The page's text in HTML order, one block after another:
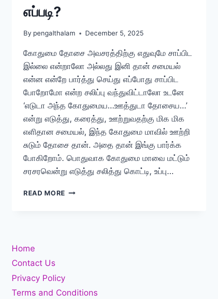
எப்படி?
By pengalthalam December 5, 2025
கோதுமை தோசை அவசரத்திற்கு எதுவுமே சாப்பிட
இல்லை என்றாலோ அல்லது இனி தான் சமையல்
என்ன என்றே பார்த்து செய்து எப்போது சாப்பிட
போறோமோ என்ற சலிப்பு வந்துவிட்டாலோ உடனே
‘எடுடா அந்த கோதுமைய…ஊத்துடா தோசைய…’
என்று எடுத்து, கரைத்து, ஊற்றுவதற்கு மிக மிக
எளிதான சமையல், இந்த கோதுமை மாவில் ஊற்றி
சுடும் தோசை தான். அதை தான் இங்கு பார்க்க
போகிறோம். பொதுவாக கோதுமை மாவை மட்டும்
சரசரவென்று எடுத்து சலித்து கொட்டி, உப்பு…
READ MORE கோதுமை
Home
Contact Us
Privacy Policy
Terms and Conditions